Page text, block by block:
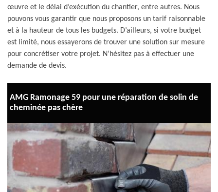
œuvre et le délai d’exécution du chantier, entre autres. Nous
pouvons vous garantir que nous proposons un tarif raisonnable
et à la hauteur de tous les budgets. D’ailleurs, si votre budget
est limité, nous essayerons de trouver une solution sur mesure
pour concrétiser votre projet. N’hésitez pas à effectuer une
demande de devis.
AMG Ramonage 59 pour une réparation de solin de
cheminée pas chère